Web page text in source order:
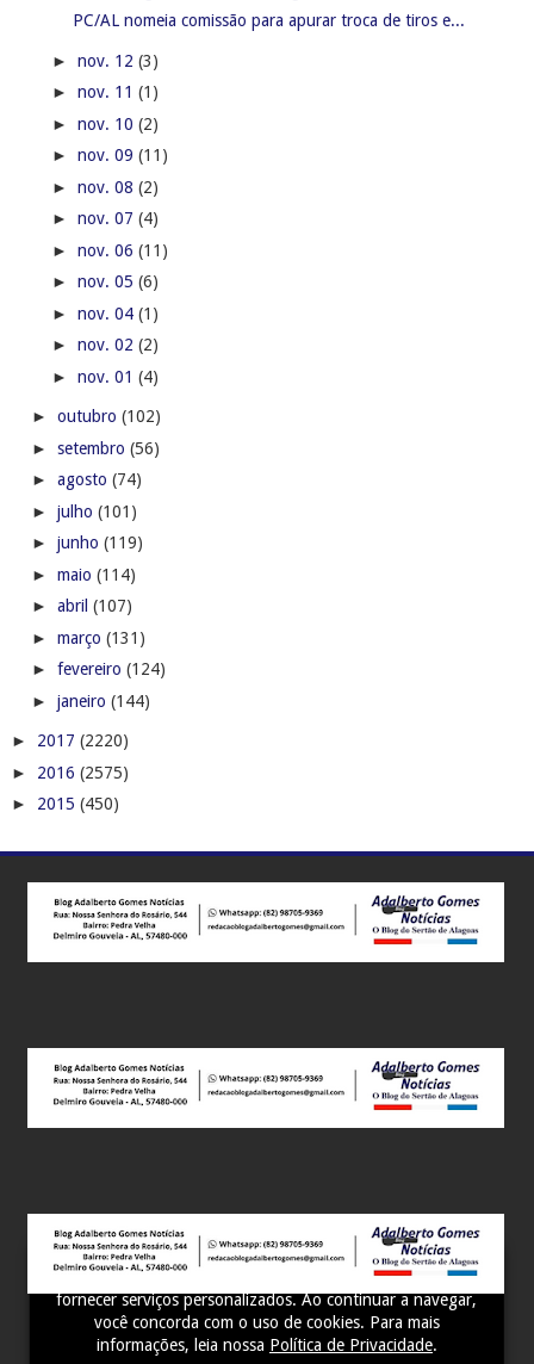
Este site utiliza cookies para melhorar sua experiência e
fornecer serviços personalizados. Ao continuar a navegar,
você concorda com o uso de cookies. Para mais
informações, leia nossa Política de Privacidade.
PC/AL nomeia comissão para apurar troca de tiros e...
► nov. 12 (3)
► nov. 11 (1)
► nov. 10 (2)
► nov. 09 (11)
► nov. 08 (2)
► nov. 07 (4)
► nov. 06 (11)
► nov. 05 (6)
► nov. 04 (1)
► nov. 02 (2)
► nov. 01 (4)
► outubro (102)
► setembro (56)
► agosto (74)
► julho (101)
► junho (119)
► maio (114)
► abril (107)
► março (131)
► fevereiro (124)
► janeiro (144)
► 2017 (2220)
► 2016 (2575)
► 2015 (450)